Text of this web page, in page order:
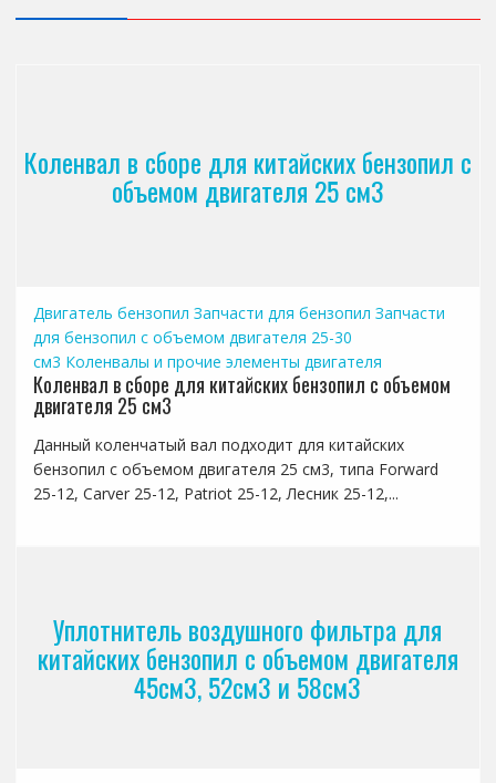
Коленвал в сборе для китайских бензопил с
объемом двигателя 25 см3
Двигатель бензопил Запчасти для бензопил Запчасти
для бензопил с объемом двигателя 25-30
см3 Коленвалы и прочие элементы двигателя
Коленвал в сборе для китайских бензопил с объемом
двигателя 25 см3
Данный коленчатый вал подходит для китайских
бензопил с объемом двигателя 25 см3, типа Forward
25-12, Carver 25-12, Patriot 25-12, Лесник 25-12,...
Уплотнитель воздушного фильтра для
китайских бензопил с объемом двигателя
45см3, 52см3 и 58см3